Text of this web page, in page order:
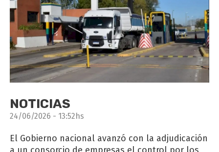
NOTICIAS
24/06/2026 - 13:52hs
El Gobierno nacional avanzó con la adjudicación